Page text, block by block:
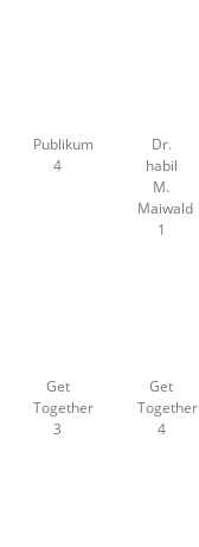
Publikum
4
Dr.
habil
M.
Maiwald
1
Get
Together
3
Get
Together
4